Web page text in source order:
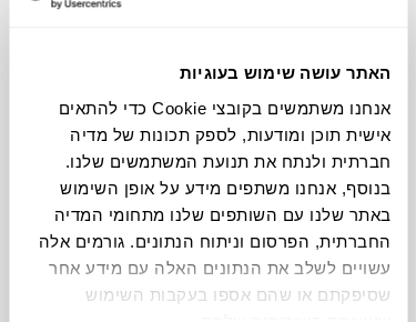
האתר עושה שימוש בעוגיות
אנחנו משתמשים בקובצי Cookie כדי להתאים
אישית תוכן ומודעות, לספק תכונות של מדיה
חברתית ולנתח את תנועת המשתמשים שלנו.
בנוסף, אנחנו משתפים מידע על אופן השימוש
באתר שלנו עם השותפים שלנו מתחומי המדיה
החברתית, הפרסום וניתוח הנתונים. גורמים אלה
עשויים לשלב את הנתונים האלה עם מידע אחר
שסיפקתם או שהם אספו בעקבות השימוש
טכנולוגיות וחומרים – רהיטי הגינה המוצעים כיום
מיוצרים בטכנולוגיות ייצור מתקדמות המעניקות להם
תכונות עמידות גבוהות בפני תנאי מזג האוויר. תשומת
לב מיוחדת אף נרשמת בגזרת החומרים אשר בזכות
טכנולוגיות גבוהות ממקסמים את הפוטנציאל הגלום
בהם. דוגמא בולטת לכך הם רהיטי החוץ אשר עשויים
בהזרקת חומרים פלסטיים מתקדמים המעניקים מלבד
עיצובים יוצאי דופן גם יתרונות בולטים כמו תחזוקה